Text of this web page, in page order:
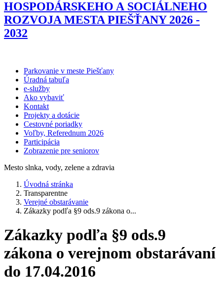
HOSPODÁRSKEHO A SOCIÁLNEHO
ROZVOJA MESTA PIEŠŤANY 2026 -
2032
Parkovanie v meste Piešťany
Úradná tabuľa
e-služby
Ako vybaviť
Kontakt
Projekty a dotácie
Cestovné poriadky
Voľby, Referednum 2026
Participácia
Zobrazenie pre seniorov
Mesto slnka, vody, zelene a zdravia
Úvodná stránka
Transparentne
Verejné obstarávanie
Zákazky podľa §9 ods.9 zákona o...
Zákazky podľa §9 ods.9
zákona o verejnom obstarávaní
do 17.04.2016